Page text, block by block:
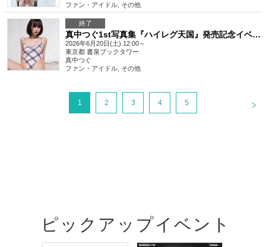
ファン・アイドル その他
終了
真中つぐ1st写真集『ハイレグ天国』発売記念イベント(秋葉原)
2026年6月20日(土) 12:00～
東京都 書泉ブックタワー
真中つぐ
ファン・アイドル その他
1 2 3 4 5
ピックアップイベント